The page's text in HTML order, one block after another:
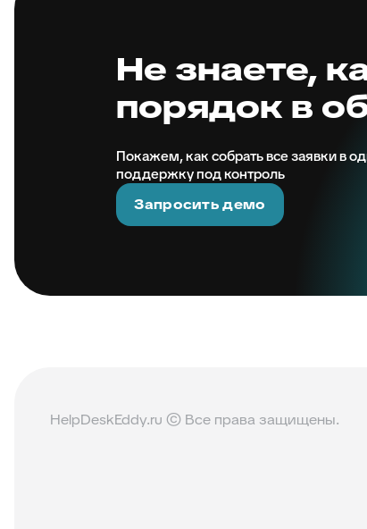
Не знаете,
порядок в
Покажем, как собрать все заявки в
поддержку под контроль
Запросить демо
HelpDeskEddy.ru © Все права защищены.